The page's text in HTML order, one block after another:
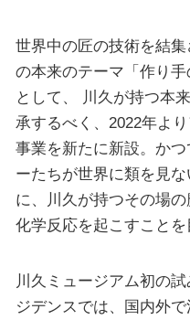
世界中の匠の技術を結
の本来のテーマ「作り手
として、 川久が持つ本
承するべく、2022年よ
事業を新たに新設。か
ーたちが世界に類を見
に、川久が持つその場
化学反応を起こすことを
川久ミュージアム初の
ジデンスでは、国内外